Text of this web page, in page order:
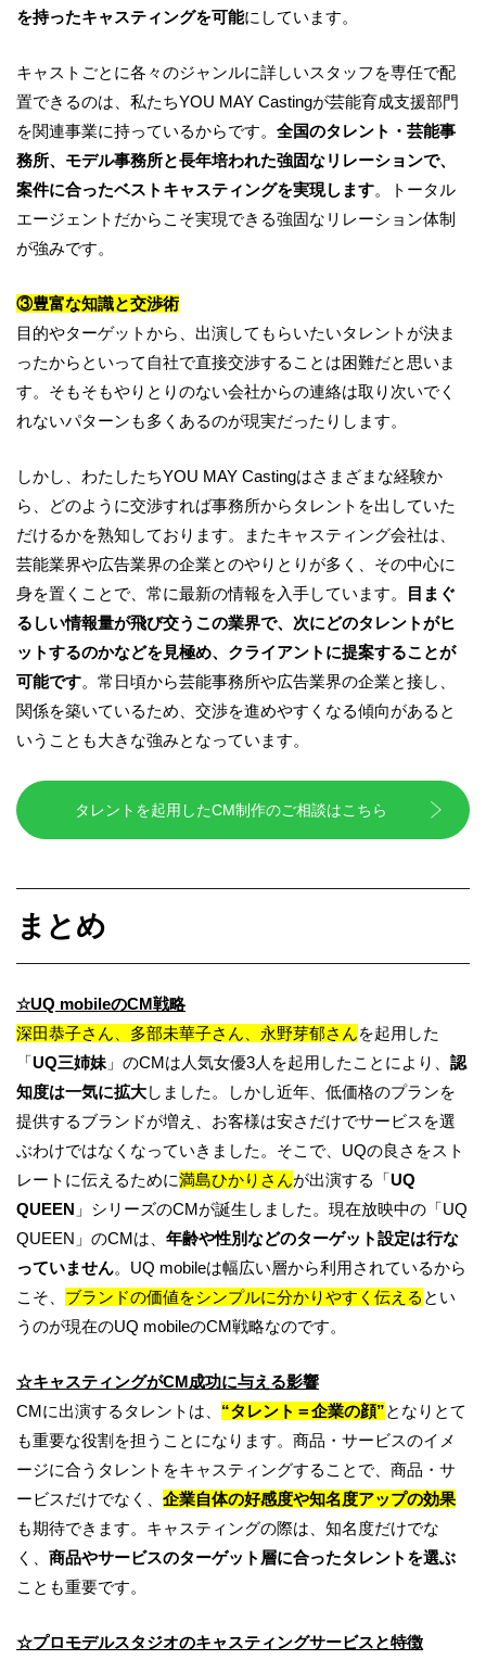
を持ったキャスティングを可能にしています。
キャストごとに各々のジャンルに詳しいスタッフを専任で配
置できるのは、私たちYOU MAY Castingが芸能育成支援部門
を関連事業に持っているからです。 全国のタレント・芸能事
務所、モデル事務所と長年培われた強固なリレーションで、
案件に合ったベストキャスティングを実現します。トータル
エージェントだからこそ実現できる強固なリレーション体制
が強みです。
③豊富な知識と交渉術
目的やターゲットから、出演してもらいたいタレントが決ま
ったからといって自社で直接交渉することは困難だと思いま
す。そもそもやりとりのない会社からの連絡は取り次いでく
れないパターンも多くあるのが現実だったりします。
しかし、わたしたちYOU MAY Castingはさまざまな経験か
ら、どのように交渉すれば事務所からタレントを出していた
だけるかを熟知しております。またキャスティング会社は、
芸能業界や広告業界の企業とのやりとりが多く、その中心に
身を置くことで、常に最新の情報を入手しています。
目まぐ
るしい情報量が飛び交うこの業界で、次にどのタレントがヒ
ットするのかなどを見極め、クライアントに提案することが
可能です。常日頃から芸能事務所や広告業界の企業と接し、
関係を築いているため、交渉を進めやすくなる傾向があると
いうことも大きな強みとなっています。
タレントを起用したCM制作のご相談はこちら
まとめ
☆UQ mobileのCM戦略
深田恭子さん、多部未華子さん、永野芽郁さんを起用した
「UQ三姉妹 」のCMは人気女優3人を起用したことにより、 認
知度は一気に拡大しました。しかし近年、低価格のプランを
提供するブランドが増え、お客様は安さだけでサービスを選
ぶわけではなくなっていきました。そこで、UQの良さをスト
レートに伝えるために満島ひかりさんが出演する「UQ
QUEEN 」シリーズのCMが誕生しました。現在放映中の「UQ
QUEEN」のCMは、 年齢や性別などのターゲット設定は行な
っていません。UQ mobileは幅広い層から利用されているから
こそ、 ブランドの価値をシンプルに分かりやすく伝える とい
うのが現在のUQ mobileのCM戦略なのです。
☆キャスティングがCM成功に与える影響
CMに出演するタレントは、 “タレント＝企業の顔”となりとて
も重要な役割を担うことになります。商品・サービスのイメ
ージに合うタレントをキャスティングすることで、商品・サ
ービスだけでなく、 企業自体の好感度や知名度アップの効果
も期待できます。キャスティングの際は、知名度だけでな
く、 商品やサービスのターゲット層に合ったタレントを選ぶ
ことも重要です。
☆プロモデルスタジオのキャスティングサービスと特徴